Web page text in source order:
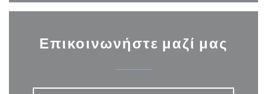
Επικοινωνήστε μαζί μας